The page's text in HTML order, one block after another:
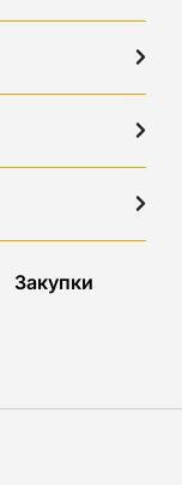
Закупки